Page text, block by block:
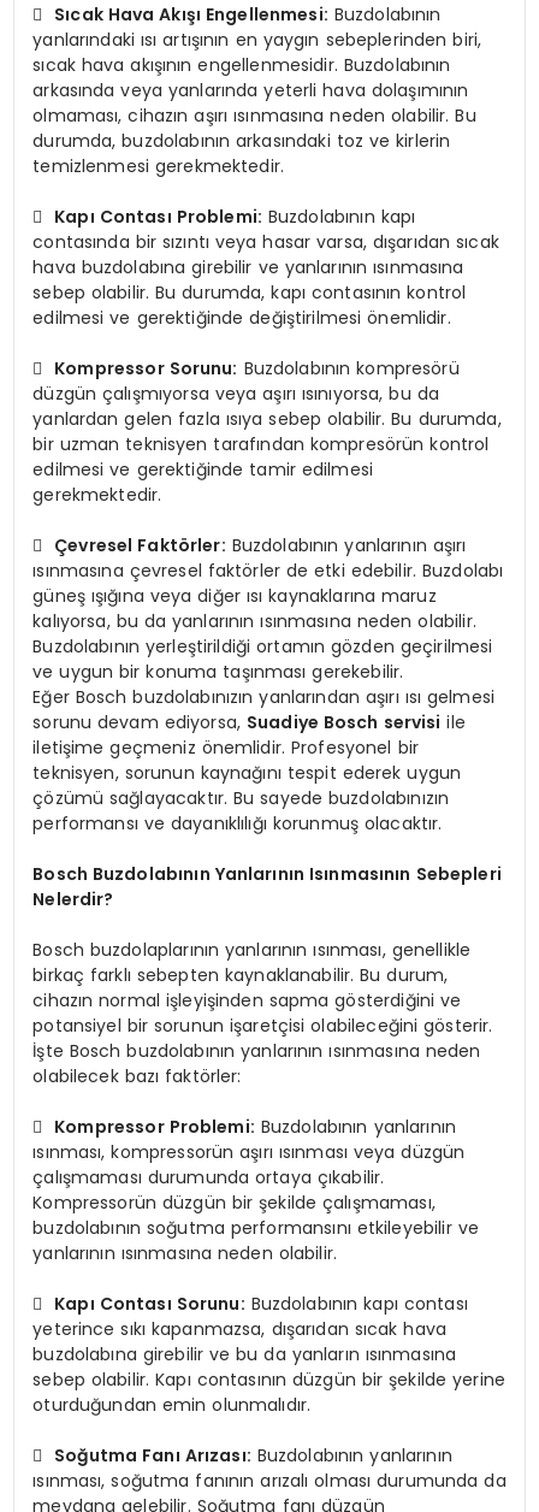
 Sıcak Hava Akışı Engellenmesi: Buzdolabının
yanlarındaki ısı artışının en yaygın sebeplerinden biri,
sıcak hava akışının engellenmesidir. Buzdolabının
arkasında veya yanlarında yeterli hava dolaşımının
olmaması, cihazın aşırı ısınmasına neden olabilir. Bu
durumda, buzdolabının arkasındaki toz ve kirlerin
temizlenmesi gerekmektedir.
 Kapı Contası Problemi: Buzdolabının kapı
contasında bir sızıntı veya hasar varsa, dışarıdan sıcak
hava buzdolabına girebilir ve yanlarının ısınmasına
sebep olabilir. Bu durumda, kapı contasının kontrol
edilmesi ve gerektiğinde değiştirilmesi önemlidir.
 Kompressor Sorunu: Buzdolabının kompresörü
düzgün çalışmıyorsa veya aşırı ısınıyorsa, bu da
yanlardan gelen fazla ısıya sebep olabilir. Bu durumda,
bir uzman teknisyen tarafından kompresörün kontrol
edilmesi ve gerektiğinde tamir edilmesi
gerekmektedir.
 Çevresel Faktörler: Buzdolabının yanlarının aşırı
ısınmasına çevresel faktörler de etki edebilir. Buzdolabı
güneş ışığına veya diğer ısı kaynaklarına maruz
kalıyorsa, bu da yanlarının ısınmasına neden olabilir.
Buzdolabının yerleştirildiği ortamın gözden geçirilmesi
ve uygun bir konuma taşınması gerekebilir.
Eğer Bosch buzdolabınızın yanlarından aşırı ısı gelmesi
sorunu devam ediyorsa, Suadiye Bosch servisi ile
iletişime geçmeniz önemlidir. Profesyonel bir
teknisyen, sorunun kaynağını tespit ederek uygun
çözümü sağlayacaktır. Bu sayede buzdolabınızın
performansı ve dayanıklılığı korunmuş olacaktır.
Bosch Buzdolabının Yanlarının Isınmasının Sebepleri
Nelerdir?
Bosch buzdolaplarının yanlarının ısınması, genellikle
birkaç farklı sebepten kaynaklanabilir. Bu durum,
cihazın normal işleyişinden sapma gösterdiğini ve
potansiyel bir sorunun işaretçisi olabileceğini gösterir.
İşte Bosch buzdolabının yanlarının ısınmasına neden
olabilecek bazı faktörler:
 Kompressor Problemi: Buzdolabının yanlarının
ısınması, kompressorün aşırı ısınması veya düzgün
çalışmaması durumunda ortaya çıkabilir.
Kompressorün düzgün bir şekilde çalışmaması,
buzdolabının soğutma performansını etkileyebilir ve
yanlarının ısınmasına neden olabilir.
 Kapı Contası Sorunu: Buzdolabının kapı contası
yeterince sıkı kapanmazsa, dışarıdan sıcak hava
buzdolabına girebilir ve bu da yanların ısınmasına
sebep olabilir. Kapı contasının düzgün bir şekilde yerine
oturduğundan emin olunmalıdır.
 Soğutma Fanı Arızası: Buzdolabının yanlarının
ısınması, soğutma fanının arızalı olması durumunda da
meydana gelebilir. Soğutma fanı düzgün